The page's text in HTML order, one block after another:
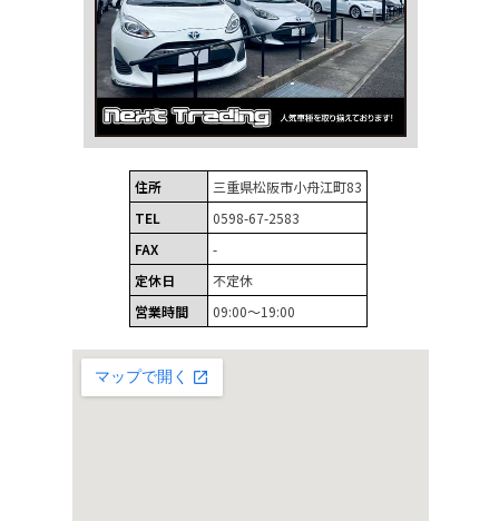
住所
三重県松阪市小舟江町83
TEL
0598-67-2583
FAX
-
定休日
不定休
営業時間
09:00～19:00